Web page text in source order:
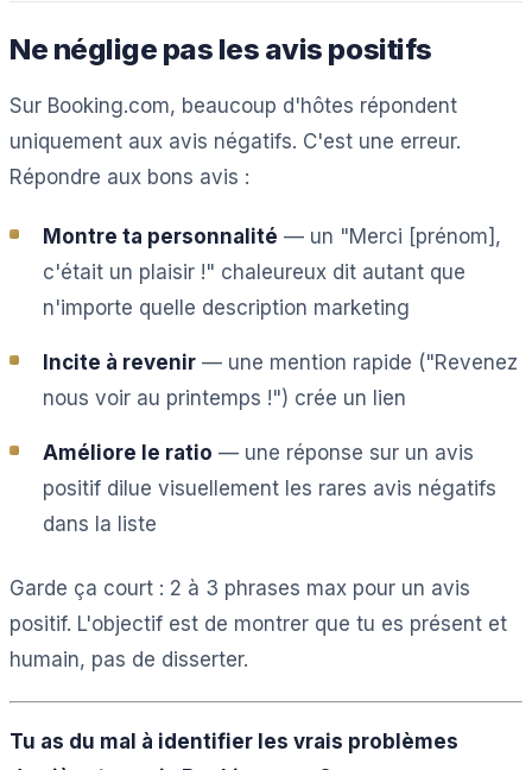
Ne néglige pas les avis positifs
Sur Booking.com, beaucoup d'hôtes répondent
uniquement aux avis négatifs. C'est une erreur.
Répondre aux bons avis :
Montre ta personnalité — un "Merci [prénom],
c'était un plaisir !" chaleureux dit autant que
n'importe quelle description marketing
Incite à revenir — une mention rapide ("Revenez
nous voir au printemps !") crée un lien
Améliore le ratio — une réponse sur un avis
positif dilue visuellement les rares avis négatifs
dans la liste
Garde ça court : 2 à 3 phrases max pour un avis
positif. L'objectif est de montrer que tu es présent et
humain, pas de disserter.
Tu as du mal à identifier les vrais problèmes